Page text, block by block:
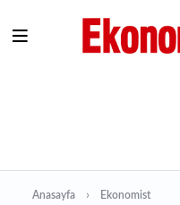
Anasayfa Ekonomist